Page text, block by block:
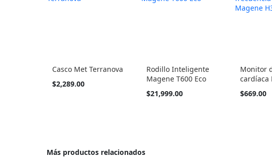
Casco Met Terranova
Tan
$2,289.00
Rodillo Inteligente
Magene T600 Eco
$21,999.00
Monitor
cardíaca
$669.00
Más productos relacionados